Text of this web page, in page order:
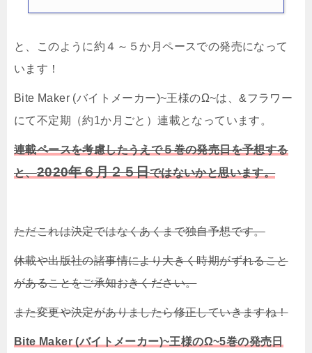
と、このように約４～５か月ペースでの発売になって
います！
Bite Maker (バイトメーカー)~王様のΩ~は、&フラワー
にて不定期（約1か月ごと）連載となっています。
連載ペースを考慮したうえで５巻の発売日を予想する
と、2020年６月２５日ではないかと思います。
ただこれは決定ではなくあくまで独自予想です。
休載や出版社の諸事情により大きく時期がずれること
があることをご承知おきください。
また変更や決定がありましたら修正していきますね！
Bite Maker (バイトメーカー)~王様のΩ~5巻の発売日